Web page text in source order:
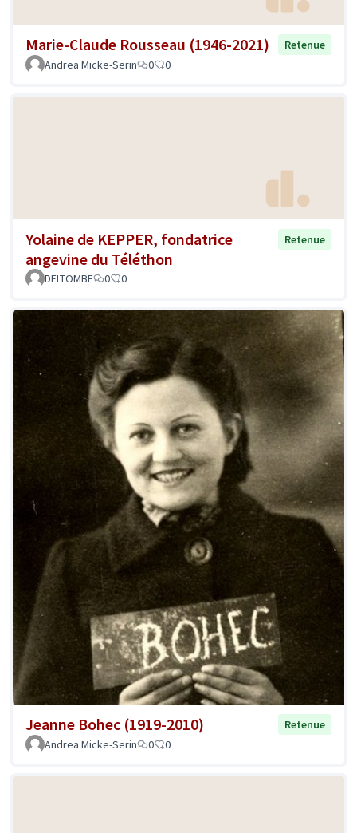
Marie-Claude Rousseau (1946-2021)
Retenue
Andrea Micke-Serin
0 0
Yolaine de KEPPER, fondatrice
angevine du Téléthon
Retenue
DELTOMBE 0 0
Jeanne Bohec (1919-2010)
Retenue
Andrea Micke-Serin
0 0